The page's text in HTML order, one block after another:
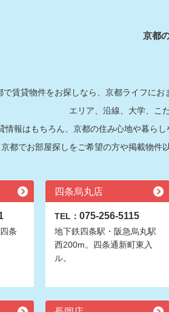
京都
で賃貸物件をお探しなら、京都ライフに
エリア、沿線、大学、こ
情報はもちろん、京都の住み心地や暮ら
京都でお部屋探しをご希望の方や掲載物件
条
四条烏丸店
TEL： 075-256-5115
地下鉄四条駅・阪急烏丸駅
西200m。四条通新町東入
ル。